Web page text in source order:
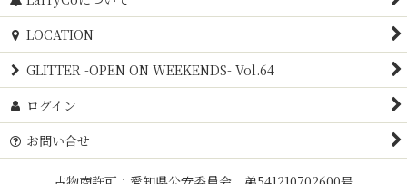
LOCATION
GLITTER -OPEN ON WEEKENDS- Vol.64
ログイン
お問い合せ